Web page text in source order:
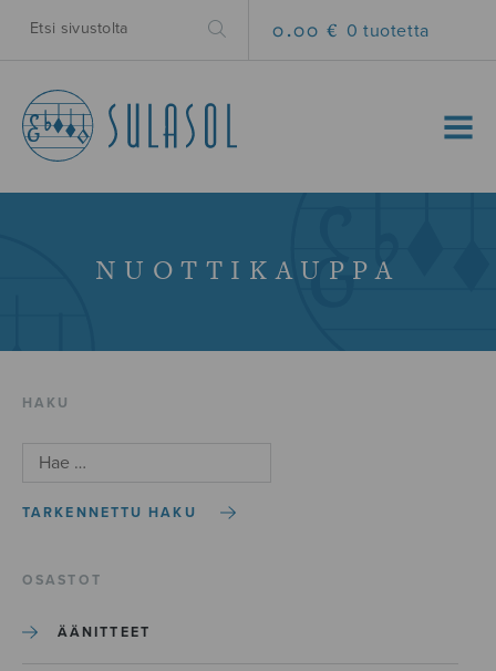
0.00 € 0 tuotetta
MENU
NUOTTIKAUPPA
HAKU
TARKENNETTU HAKU
OSASTOT
ÄÄNITTEET